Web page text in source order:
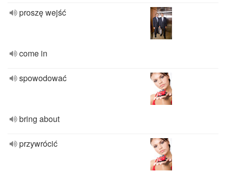
proszę wejść
come in
spowodować
bring about
przywrócić